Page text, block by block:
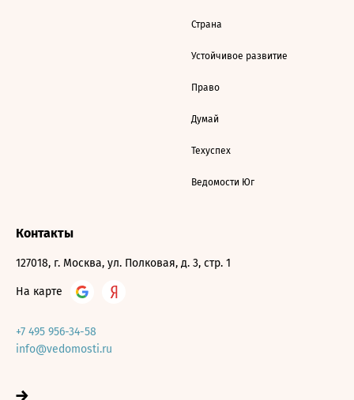
Страна
Устойчивое развитие
Право
Думай
Техуспех
Ведомости Юг
Контакты
127018, г. Москва, ул. Полковая, д. 3, стр. 1
На карте
+7 495 956-34-58
info@vedomosti.ru